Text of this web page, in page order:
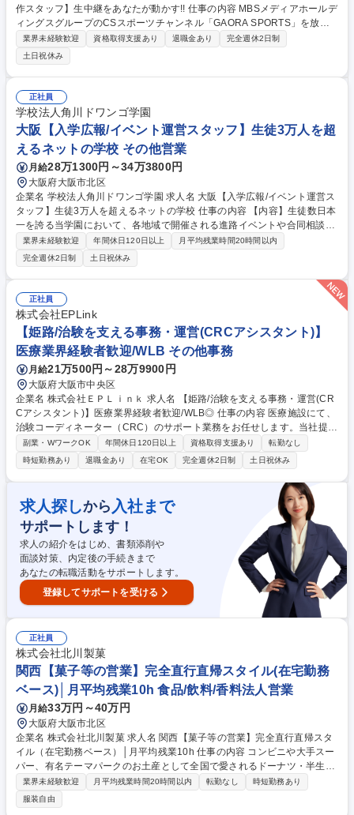
作スタッフ】生中継をあなたが動かす!! 仕事の内容 MBSメディアホールデ
ィングスグループのCSスポーツチャンネル「GAORA SPORTS」を放送
する当社の制作部門にて、番組制作をお任せします。まずは先輩同行で業
務を学び、意欲次第で早くから生中継業務に携われます。 ◆スポーツ中継
映像および番組制作(選手/解説者へ出演依頼、権利交渉） ※野球,バレー,
ゴルフ,プロレスなど ◆スポーツ中継・番組・配信コンテンツの制作(動画
の編集) ◆SNSや動画配信プラットフォームへのコンテンツ制作(動画の編
集) ◆生中継番組におけるディレクション作業・正確な番組進行 ◆コンテ
ンツホルダーとの渉外や新ビジネスの企画開発・打ち合わせ 募集職種 未
経験/スポーツ好き歓迎【大阪/番組制作スタッフ】生中継をあなたが動か
す!!
業界未経験歓迎 資格取得支援あり 退職金あり
完全週休2日制
土日祝休み
正社員
学校法人角川ドワンゴ学園
大阪【入学広報/イベント運営スタッフ】生徒3万人を超
えるネットの学校 その他営業
月給28万1300円～34万3800円
大阪府大阪市北区
企業名 学校法人角川ドワンゴ学園 求人名 大阪【入学広報/イベント運営ス
タッフ】生徒3万人を超えるネットの学校 仕事の内容 【内容】生徒数日本
一を誇る当学園において、各地域で開催される進路イベントや合同相談会
イベントの運営など、これから入学を検討されている方を対象にイベント
設計や運営等の業務をご担当いただきます。 【詳細】各地域で開催される
進路イベントや合同相談会イベントの運営 ・現地スタッフのディレクショ
ン ・接客・面談マニュアルの設計、研修 ・空間の演出・デザイン 募集職
種 大阪【入学広報/イベント運営スタッフ】生徒3万人を超えるネットの学
校
業界未経験歓迎 年間休日120日以上
月平均残業時間20時間以内
完全週休2日制
土日祝休み
正社員
株式会社EPLink
【姫路/治験を支える事務・運営(CRCアシスタント)】
医療業界経験者歓迎/WLB その他事務
月給21万500円～28万9900円
大阪府大阪市中央区
企業名 株式会社ＥＰＬｉｎｋ 求人名 【姫路/治験を支える事務・運営(CR
Cアシスタント)】医療業界経験者歓迎/WLB◎ 仕事の内容 医療施設にて、
治験コーディネーター（CRC）のサポート業務をお任せします。当社提携
医療機関内での業務がメインとなります。 ■治験検査関係準備（検査資材
管理、検体管理に係る事務処理一般業務） ■院内各部署への連絡調整 ■各
種資料作成 ■EDC入力補助（カルテからのデータ入力業務など）■治験事
務局のサポート業務■モニタリング・監査の受け入れ準備および対応など
※施設によっては検査準備を中心に行う場合もあれば、CRCの網羅的なサ
ポートを行う場合もございます。 【当ポジション魅力】■フレックスタイ
ム制や、残業時間は月20時間ほどと少なめのため、ワークライフバランス
を実現できます。 募集職種 【姫路/治験を支える事務・運営(CRCアシス
タント)】医療業界経験者歓迎/WLB◎
副業・WワークOK 年間休日120日以上 資格取得支援あり
転勤なし
時短勤務あり
退職金あり 在宅OK 完全週休2日制 土日祝休み
求人探しから 入社まで
サポートします！
求人の紹介をはじめ、書類添削や
面談対策、内定後の手続きまで
あなたの転職活動をサポートします。
登録してサポートを受ける
正社員
株式会社北川製菓
関西【菓子等の営業】完全直行直帰スタイル(在宅勤務
ベース)│月平均残業10h 食品/飲料/香料法人営業
月給33万円～40万円
大阪府大阪市北区
企業名 株式会社北川製菓 求人名 関西【菓子等の営業】完全直行直帰スタ
イル（在宅勤務ベース）│月平均残業10h 仕事の内容 コンビニや大手スー
パー、有名テーマパークのお土産として全国で愛されるドーナツ・半生菓
子を手掛ける当社。今回は、さらなる販路拡大に向けて、関西エリアを任
せられる「即戦力の営業メンバー」を募集します。 具体的には『食品卸
（問屋）や大手流通チェーン等へのルート営業・新規営業をしていただき
業界未経験歓迎 月平均残業時間20時間以内 転勤なし
時短勤務あり
服装自由